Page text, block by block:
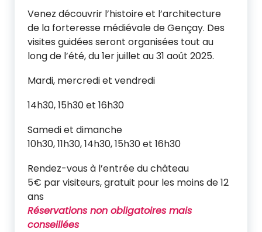
Venez découvrir l’histoire et l’architecture
de la forteresse médiévale de Gençay. Des
visites guidées seront organisées tout au
long de l’été, du 1er juillet au 31 août 2025.
Mardi, mercredi et vendredi
14h30, 15h30 et 16h30
Samedi et dimanche
10h30, 11h30, 14h30, 15h30 et 16h30
Rendez-vous à l’entrée du château
5€ par visiteurs, gratuit pour les moins de 12
ans
Réservations non obligatoires mais
conseillées